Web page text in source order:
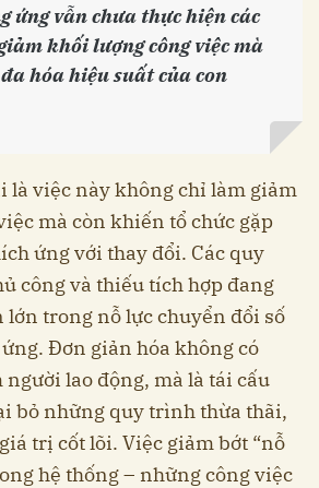
ứng vẫn chưa thực hiện các
khối lượng công việc mà
hóa hiệu suất của con
là việc này không chỉ làm giảm
mà còn khiến tổ chức gặp
ứng với thay đổi. Các quy
công và thiếu tích hợp đang
lớn trong nỗ lực chuyển đổi số
Đơn giản hóa không có
lao động, mà là tái cấu
bỏ những quy trình thừa thãi,
trị cốt lõi. Việc giảm bớt “nỗ
hệ thống – những công việc